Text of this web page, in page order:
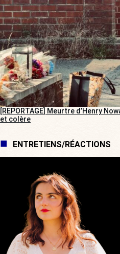
[REPORTAGE] Meurtre d’Henry
et colère
ENTRETIENS/RÉACTIONS